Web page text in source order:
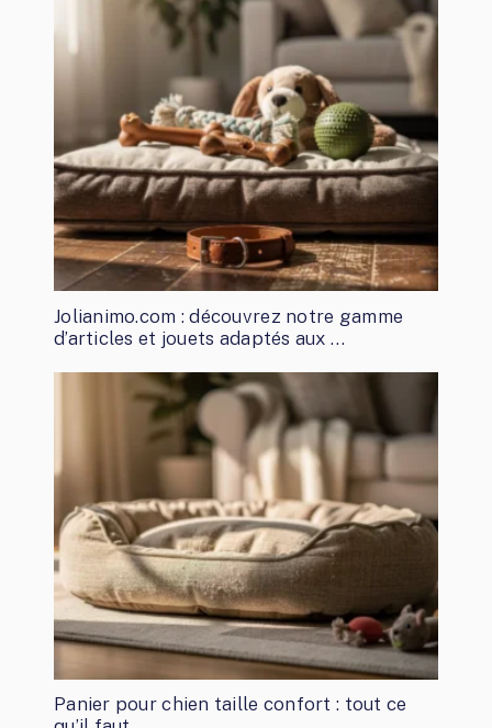
Jolianimo.com : découvrez notre gamme
d’articles et jouets adaptés aux …
Panier pour chien taille confort : tout ce